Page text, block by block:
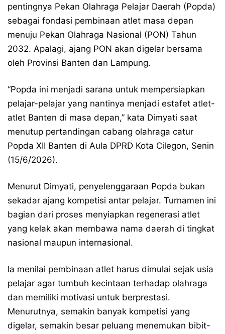
pentingnya Pekan Olahraga Pelajar Daerah (Popda)
sebagai fondasi pembinaan atlet masa depan
menuju Pekan Olahraga Nasional (PON) Tahun
2032. Apalagi, ajang PON akan digelar bersama
oleh Provinsi Banten dan Lampung.
“Popda ini menjadi sarana untuk mempersiapkan
pelajar-pelajar yang nantinya menjadi estafet atlet-
atlet Banten di masa depan,” kata Dimyati saat
menutup pertandingan cabang olahraga catur
Popda XII Banten di Aula DPRD Kota Cilegon, Senin
(15/6/2026).
Menurut Dimyati, penyelenggaraan Popda bukan
sekadar ajang kompetisi antar pelajar. Turnamen ini
bagian dari proses menyiapkan regenerasi atlet
yang kelak akan membawa nama daerah di tingkat
nasional maupun internasional.
Ia menilai pembinaan atlet harus dimulai sejak usia
pelajar agar tumbuh kecintaan terhadap olahraga
dan memiliki motivasi untuk berprestasi.
Menurutnya, semakin banyak kompetisi yang
digelar, semakin besar peluang menemukan bibit-